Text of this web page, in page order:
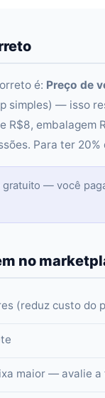
é: Preço de
simples) — isso
embalagem
Para ter
— você
no
(reduz custo do
maior — avalie a